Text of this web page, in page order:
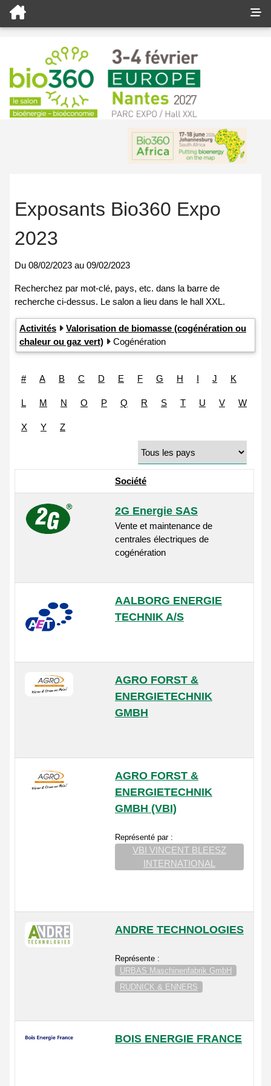
Exposants Bio360 Expo
2023
Du 08/02/2023 au 09/02/2023
Activités
Valorisation de biomasse (cogénération ou
chaleur ou gaz vert)
Cogénération
# A B C D E F G H I J K
L M N O P Q R S T U V W
X Y Z
Société
2G Energie SAS
Vente et maintenance de
centrales électriques de
cogénération
AALBORG ENERGIE
TECHNIK A/S
AGRO FORST &
ENERGIETECHNIK
GMBH
AGRO FORST &
ENERGIETECHNIK
GMBH (VBI)
Représenté par :
VBI VINCENT BLEESZ
INTERNATIONAL
ANDRE TECHNOLOGIES
Représente :
URBAS Maschinenfabrik GmbH
RUDNICK & ENNERS
BOIS ENERGIE FRANCE